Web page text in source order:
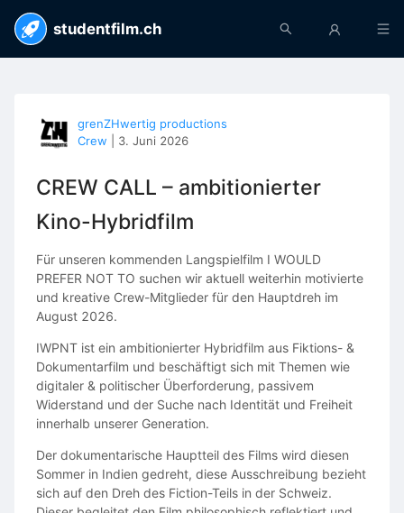
studentfilm.ch
grenZHwertig productions
Crew
3. Juni 2026
CREW CALL – ambitionierter
Kino-Hybridfilm
Für unseren kommenden Langspielfilm I WOULD
PREFER NOT TO suchen wir aktuell weiterhin motivierte
und kreative Crew-Mitglieder für den Hauptdreh im
August 2026.
IWPNT ist ein ambitionierter Hybridfilm aus Fiktions- &
Dokumentarfilm und beschäftigt sich mit Themen wie
digitaler & politischer Überforderung, passivem
Widerstand und der Suche nach Identität und Freiheit
innerhalb unserer Generation.
Der dokumentarische Hauptteil des Films wird diesen
Sommer in Indien gedreht, diese Ausschreibung bezieht
sich auf den Dreh des Fiction-Teils in der Schweiz.